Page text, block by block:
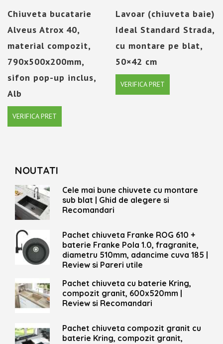
Chiuveta bucatarie
Alveus Atrox 40,
material compozit,
790x500x200mm,
sifon pop-up inclus,
Alb
VERIFICA PRET
Lavoar (chiuveta baie)
Ideal Standard Strada,
cu montare pe blat,
50×42 cm
VERIFICA PRET
NOUTATI
Cele mai bune chiuvete cu montare
sub blat | Ghid de alegere si
Recomandari
Pachet chiuveta Franke ROG 610 +
baterie Franke Pola 1.0, fragranite,
diametru 510mm, adancime cuva 185 |
Review si Pareri utile
Pachet chiuveta cu baterie Kring,
compozit granit, 600x520mm |
Review si Recomandari
Pachet chiuveta compozit granit cu
baterie Kring, compozit granit,